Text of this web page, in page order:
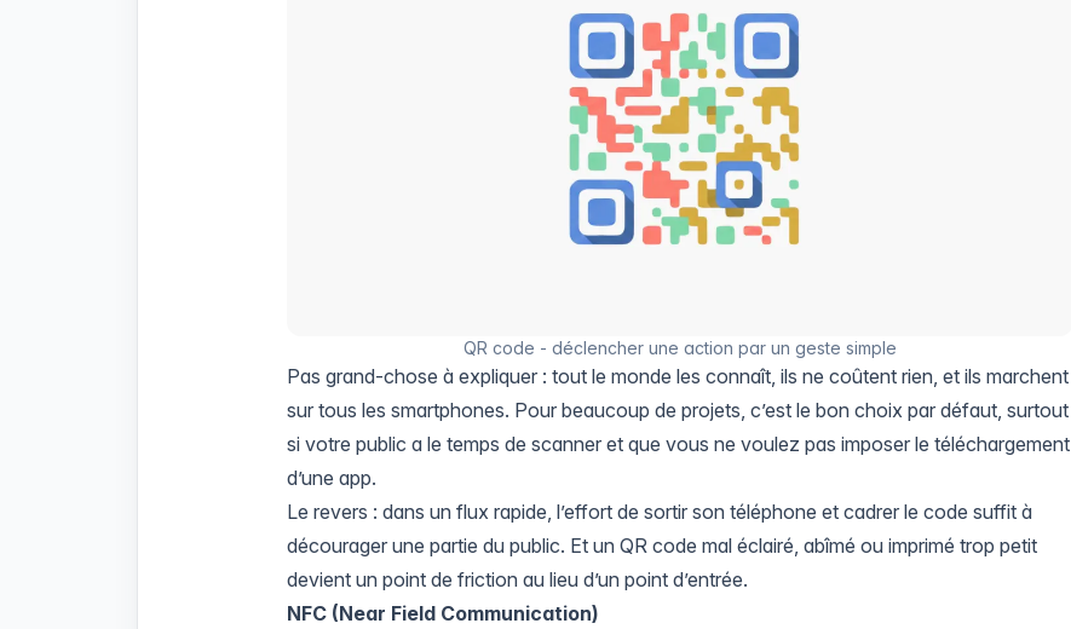
QR code - déclencher une action par un geste simple
Pas grand-chose à expliquer : tout le monde les connaît, ils ne coûtent rien, et ils marchent
sur tous les smartphones. Pour beaucoup de projets, c’est le bon choix par défaut, surtout
si votre public a le temps de scanner et que vous ne voulez pas imposer le téléchargement
d’une app.
Le revers : dans un flux rapide, l’effort de sortir son téléphone et cadrer le code suffit à
décourager une partie du public. Et un QR code mal éclairé, abîmé ou imprimé trop petit
devient un point de friction au lieu d’un point d’entrée.
NFC (Near Field Communication)